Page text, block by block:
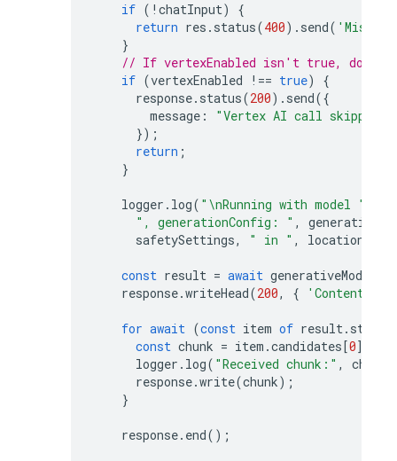
if ( ! chatInput)
{
return res . status(400). send(
}
// If vertexEnabled isn't true, do not
if (vertexEnabled !== true)
{
response. status(200). send({
message :
"Vertex AI call skipped.
});
return ;
}
logger . log( "\nRunning with model "
", generationConfig: " ,
safetySettings, " in " , location
const result = await generativeModel
response.writeHead(200, { 'Content-
for await (const item of result. stream
const chunk = item .candidates[0].
logger . log( "Received chunk:" , chunk
response.write(chunk);
}
response. end();